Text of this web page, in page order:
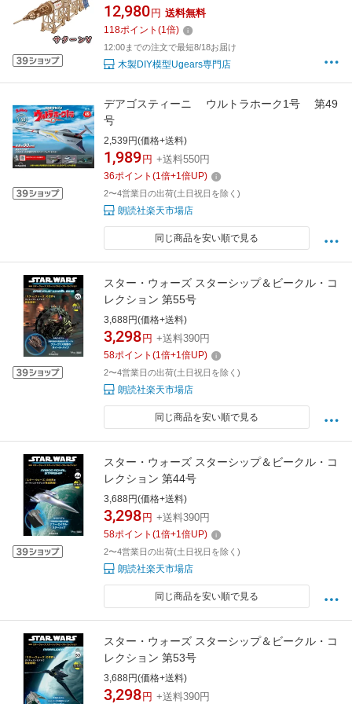
ル 組立 想像力 創造力 おもちゃ 知育 ウッドパ
ズル 3D 工作キット 木製 模型 キット 夏休み 小
学生 宿題
12,980 円 送料無料
118ポイント (1倍)
12:00までの注文で最短8/18お届け
木製DIY模型Ugears専門店
デアゴスティーニ ウルトラホーク1号 第49
号
2,539円(価格+送料)
1,989 円 +送料550円
36ポイント (1倍+1倍UP)
2〜4営業日の出荷(土日祝日を除く)
朗読社楽天市場店
同じ商品を安い順で見る
スター・ウォーズ スターシップ＆ビークル・コ
レクション 第55号
3,688円(価格+送料)
3,298 円 +送料390円
58ポイント (1倍+1倍UP)
2〜4営業日の出荷(土日祝日を除く)
朗読社楽天市場店
同じ商品を安い順で見る
スター・ウォーズ スターシップ＆ビークル・コ
レクション 第44号
3,688円(価格+送料)
3,298 円 +送料390円
58ポイント (1倍+1倍UP)
2〜4営業日の出荷(土日祝日を除く)
朗読社楽天市場店
同じ商品を安い順で見る
スター・ウォーズ スターシップ＆ビークル・コ
レクション 第53号
3,688円(価格+送料)
3,298 円 +送料390円